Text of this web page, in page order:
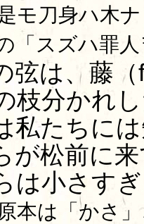
モ刀身ハ木
「スズハ罪
、藤（
枝分かれ
私たちに
前に来て
は小さす
原本は「かさ